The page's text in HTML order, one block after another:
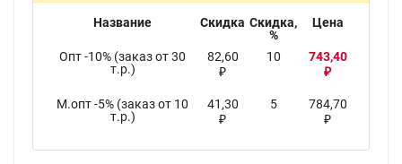
Название Скидка Скидка,
%
Цена
Опт -10% (заказ от 30
т.р.)
82,60
₽
10 743,40
₽
М.опт -5% (заказ от 10
т.р.)
41,30
₽
5 784,70
₽